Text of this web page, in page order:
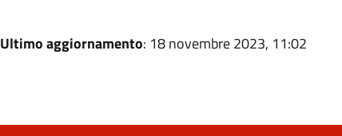
Ultimo aggiornamento: 18 novembre 2023, 11:02